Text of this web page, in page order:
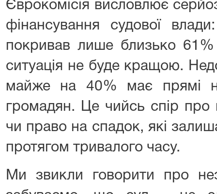
Єврокомісія висловлює
фінансування судової
покривав лише близько 61%
ситуація не буде кращою.
майже на 40% має прямі
громадян. Це чийсь спір про
чи право на спадок, які
протягом тривалого часу.
Ми звикли говорити про